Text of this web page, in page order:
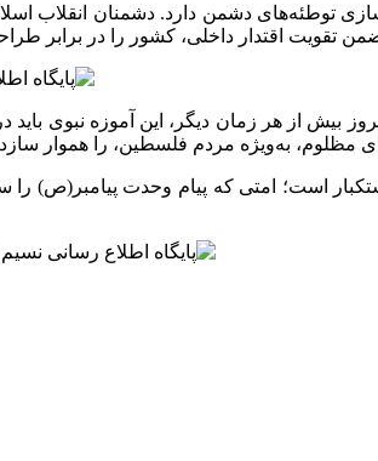
توطئه‌های دشمن دارد. دشمنان انقلاب
تقویت اقتدار داخلی، کشور را در برابر
بیش از هر زمان دیگر، این آموزه نبوی
مظلوم، به‌ویژه مردم فلسطین، را هموار
استکبار است؛ امتی که پیام وحدت